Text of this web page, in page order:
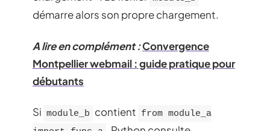
démarre alors son propre chargement.
A lire en complément :Convergence
Montpellier webmail : guide pratique pour
débutants
Si module_b contient from module_a